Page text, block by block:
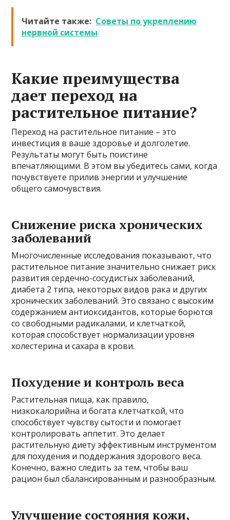
Читайте также: Советы по укреплению
нервной системы
Какие преимущества
дает переход на
растительное питание?
Переход на растительное питание – это
инвестиция в ваше здоровье и долголетие.
Результаты могут быть поистине
впечатляющими. В этом вы убедитесь сами, когда
почувствуете прилив энергии и улучшение
общего самочувствия.
Снижение риска хронических
заболеваний
Многочисленные исследования показывают, что
растительное питание значительно снижает риск
развития сердечно-сосудистых заболеваний,
диабета 2 типа, некоторых видов рака и других
хронических заболеваний. Это связано с высоким
содержанием антиоксидантов, которые борются
со свободными радикалами, и клетчаткой,
которая способствует нормализации уровня
холестерина и сахара в крови.
Похудение и контроль веса
Растительная пища, как правило,
низкокалорийна и богата клетчаткой, что
способствует чувству сытости и помогает
контролировать аппетит. Это делает
растительную диету эффективным инструментом
для похудения и поддержания здорового веса.
Конечно, важно следить за тем, чтобы ваш
рацион был сбалансированным и разнообразным.
Улучшение состояния кожи,